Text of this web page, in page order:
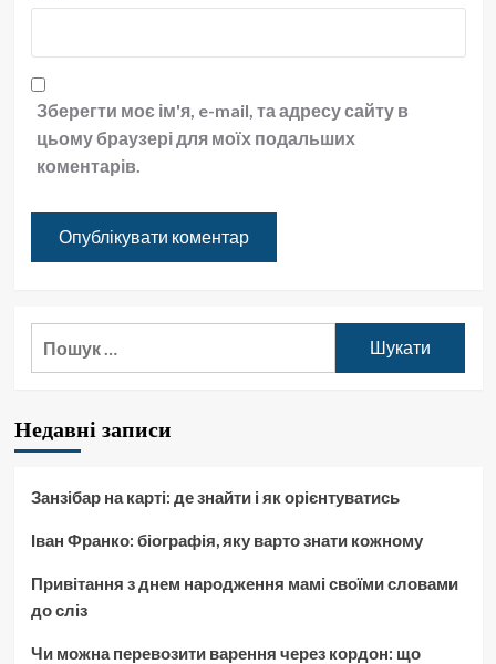
Зберегти моє ім'я, e-mail, та адресу сайту в
цьому браузері для моїх подальших
коментарів.
Недавні записи
Занзібар на карті: де знайти і як орієнтуватись
Іван Франко: біографія, яку варто знати кожному
Привітання з днем народження мамі своїми словами
до сліз
Чи можна перевозити варення через кордон: що